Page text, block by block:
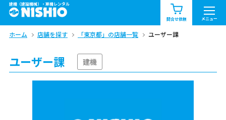
建機（建設機械）・重機レンタル
問合せ依頼 メニュー
商品一覧 お知らせ一覧
問合せ依頼リスト お問合せ
エリア情報を見る
北海道 東北 関東
ホーム 店舗を探す 「東京都」の店舗一覧 ユーザー課
ユーザー課 建機